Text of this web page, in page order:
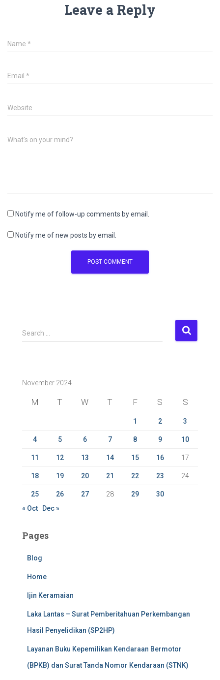
Leave a Reply
Name *
Email *
Website
What's on your mind?
Notify me of follow-up comments by email.
Notify me of new posts by email.
S
e
h
Search …
November 2024
M T W T F S S
1 2 3
4 5 6 7 8 9 10
11 12 13 14 15 16 17
18 19 20 21 22 23 24
25 26 27 28 29
30
« Oct
Dec »
Pages
Blog
Home
Ijin Keramaian
Laka Lantas – Surat Pemberitahuan Perkembangan
Hasil Penyelidikan (SP2HP)
Layanan Buku Kepemilikan Kendaraan Bermotor
(BPKB) dan Surat Tanda Nomor Kendaraan (STNK)